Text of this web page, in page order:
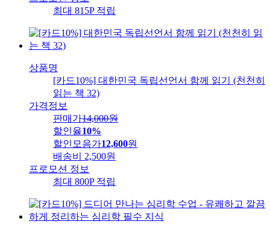
최대 815P 적립
상품명
[카드10%] 대한민국 독립선언서 함께 읽기 (천천히
읽는 책 32)
가격정보
판매가14,000원
할인율10%
할인모음가12,600원
배송비
2,500원
프로모션 정보
최대 800P 적립